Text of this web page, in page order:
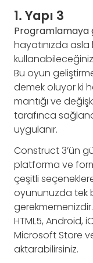
1. Yapı 3
Programlamaya
hayatınızda asla
kullanabileceğiniz
Bu oyun
demek oluyor ki
mantığı ve
tarafınca
uygulanır.
Construct 3’ün
platforma ve
çeşitli
oyununuzda tek
HTML5, Android,
Microsoft Store
aktarabilirsiniz.